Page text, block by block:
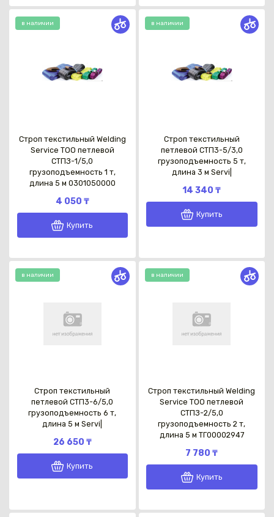
в наличии
Строп текстильный Welding
Service TOO петлевой
СТПЗ-1/5,0
грузоподъемность 1 т,
длина 5 м 0301050000
4 050 ₸
Купить
в наличии
Строп текстильный
петлевой СТП3-5/3,0
грузоподъемность 5 т,
длина 3 м Servi|
14 340 ₸
Купить
в наличии
Строп текстильный
петлевой СТП3-6/5,0
грузоподъемность 6 т,
длина 5 м Servi|
26 650 ₸
Купить
в наличии
Строп текстильный Welding
Service TOO петлевой
СТПЗ-2/5,0
грузоподъемность 2 т,
длина 5 м ТГ00002947
7 780 ₸
Купить